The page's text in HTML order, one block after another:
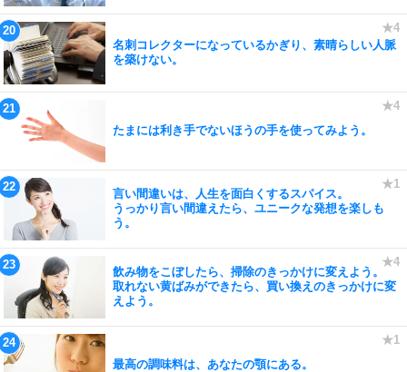
名刺コレクターになっているかぎり、素晴らしい人脈
を築けない。
たまには利き手でないほうの手を使ってみよう。
言い間違いは、人生を面白くするスパイス。
うっかり言い間違えたら、ユニークな発想を楽しも
う。
飲み物をこぼしたら、掃除のきっかけに変えよう。
取れない黄ばみができたら、買い換えのきっかけに変
えよう。
最高の調味料は、あなたの顎にある。